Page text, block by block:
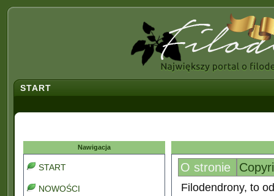
START
Nawigacja
START
NOWOŚCI
O stronie
Filodendrony, to